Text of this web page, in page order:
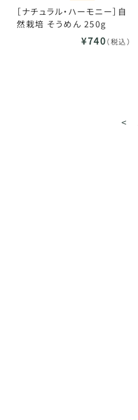
［ナチュラル・ハーモニー］自
然栽培 そうめん 250g
¥740（税込）
<